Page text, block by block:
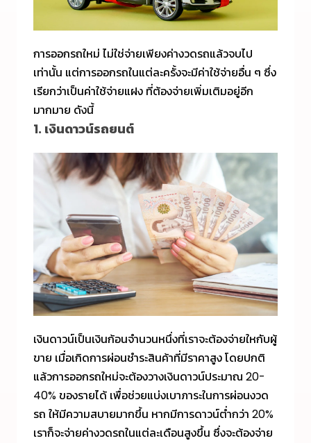
การออกรถใหม่ ไม่ใช่จ่ายเพียงค่างวดรถแล้วจบไป
เท่านั้น แต่การออกรถในแต่ละครั้งจะมีค่าใช้จ่ายอื่น ๆ ซึ่ง
เรียกว่าเป็นค่าใช้จ่ายแฝง ที่ต้องจ่ายเพิ่มเติมอยู่อีก
มากมาย ดังนี้
1. เงินดาวน์รถยนต์
เงินดาวน์เป็นเงินก้อนจำนวนหนึ่งที่เราจะต้องจ่ายใหกับผู้
ขาย เมื่อเกิดการผ่อนชำระสินค้าที่มีราคาสูง โดยปกติ
แล้วการออกรถใหม่จะต้องวางเงินดาวน์ประมาณ 20-
40% ของรายได้ เพื่อช่วยแบ่งเบาภาระในการผ่อนงวด
รถ ให้มีความสบายมากขึ้น หากมีการดาวน์ต่ำกว่า 20%
เราก็จะจ่ายค่างวดรถในแต่ละเดือนสูงขึ้น ซึ่งจะต้องจ่าย